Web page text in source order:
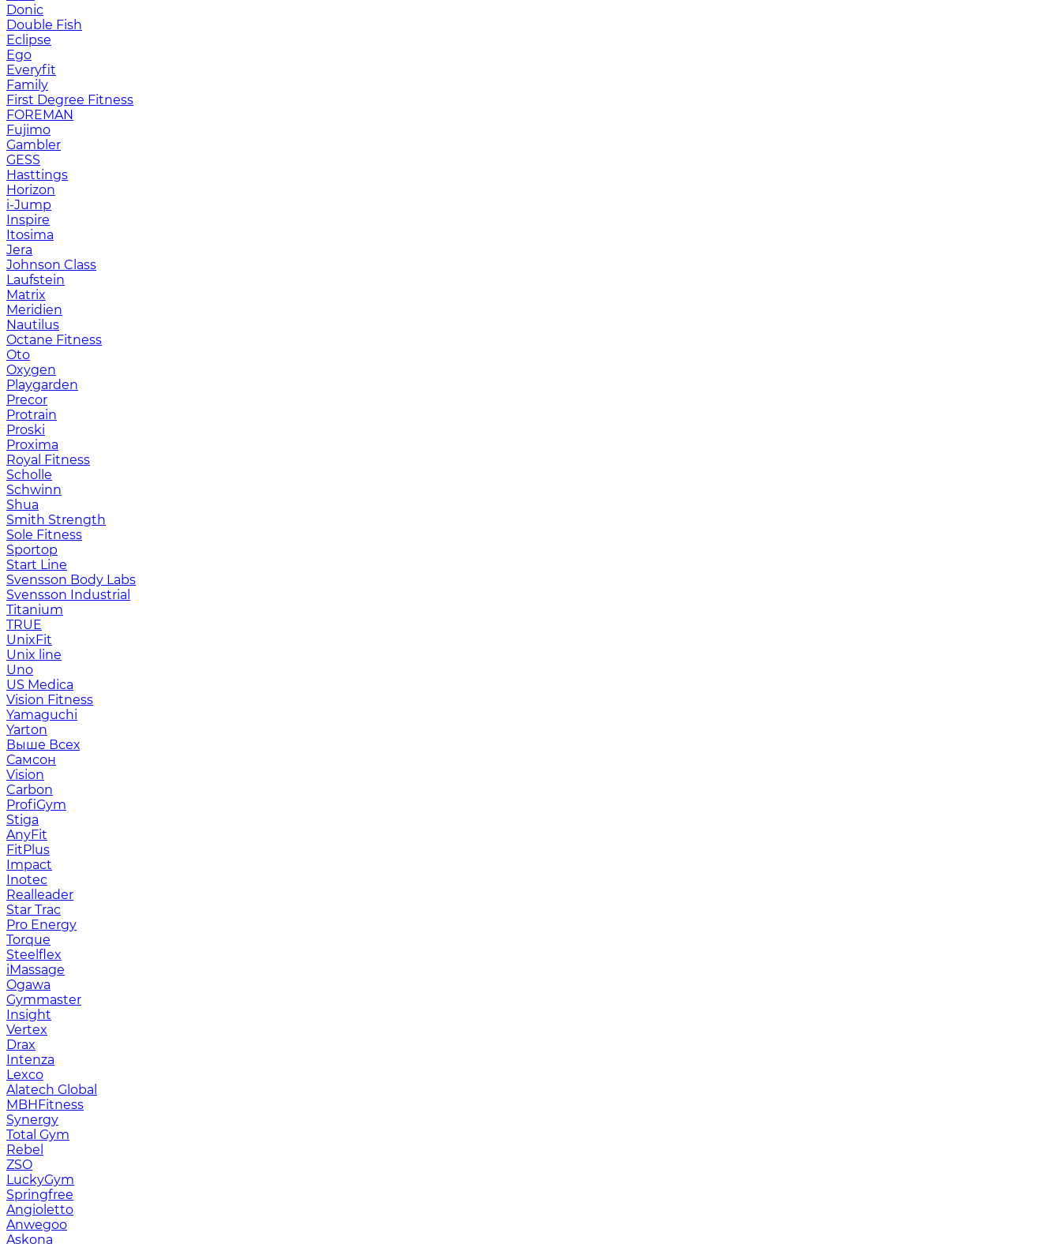
Donic
Double Fish
Eclipse
Ego
Everyfit
Family
First Degree Fitness
FOREMAN
Fujimo
Gambler
GESS
Hasttings
Horizon
i-Jump
Inspire
Itosima
Jera
Johnson Class
Laufstein
Matrix
Meridien
Nautilus
Octane Fitness
Oto
Oxygen
Playgarden
Precor
Protrain
Proski
Proxima
Royal Fitness
Scholle
Schwinn
Shua
Smith Strength
Sole Fitness
Sportop
Start Line
Svensson Body Labs
Svensson Industrial
Titanium
TRUE
UnixFit
Unix line
Uno
US Medica
Vision Fitness
Yamaguchi
Yarton
Выше Всех
Самсон
Vision
Carbon
ProfiGym
Stiga
AnyFit
FitPlus
Impact
Inotec
Realleader
Star Trac
Pro Energy
Torque
Steelflex
iMassage
Ogawa
Gymmaster
Insight
Vertex
Drax
Intenza
Lexco
Alatech Global
MBHFitness
Synergy
Total Gym
Rebel
ZSO
LuckyGym
Springfree
Angioletto
Anwegoo
Askona